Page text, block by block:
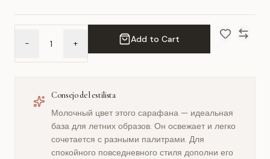
- + Add to Cart
Consejo del estilista
Молочный цвет этого сарафана — идеальная
база для летних образов. Он освежает и легко
сочетается с разными палитрами. Для
спокойного повседневного стиля дополни его